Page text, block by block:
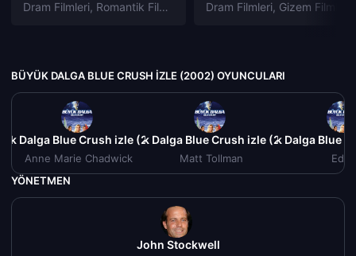
Dram Filmleri, Romantik Filmleri Dram Filmleri, Gizem Filmleri
BÜYÜK DALGA BLUE CRUSH IZLE (2002) OYUNCULARI
Dalga Blue Crush izle (2002)
Anne Marie Chadwick
Büyük Dalga Blue Crush izle (2002)
Matt Tollman
Büyük Dalga Blue
Eden
YÖNETMEN
John Stockwell